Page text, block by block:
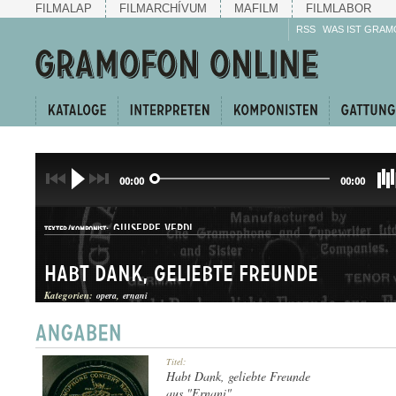
FILMALAP FILMARCHÍVUM MAFILM FILMLABOR
RSS WAS IST
00:00 00:00
TEXTER/KOMPONIST: GIUSEPPE VERDI
ÁRIA
Habt Dank, geliebte Freunde
Kategorien: opera ernani
Titel:
Habt Dank, geliebte Freunde